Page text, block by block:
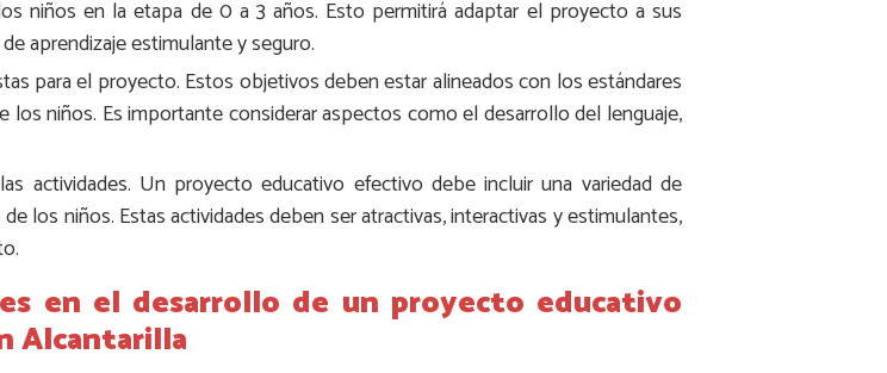
niños en la etapa de 0 a 3 años. Esto permitirá adaptar el proyecto a sus
aprendizaje estimulante y seguro.
para el proyecto. Estos objetivos deben estar alineados con los estándares
los niños. Es importante considerar aspectos como el desarrollo del lenguaje,
actividades. Un proyecto educativo efectivo debe incluir una variedad de
los niños. Estas actividades deben ser atractivas, interactivas y estimulantes,
en el desarrollo de un proyecto educativo
Alcantarilla